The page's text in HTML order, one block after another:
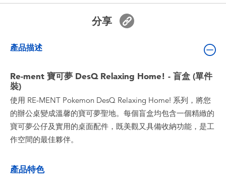
生活精品
分享
產品描述
Re-ment 寶可夢 DesQ Relaxing Home! - 盲盒 (單件
裝)
使用 RE-MENT Pokemon DesQ Relaxing Home! 系列，將您
的辦公桌變成溫馨的寶可夢聖地。每個盲盒均包含一個精緻的
寶可夢公仔及實用的桌面配件，既美觀又具備收納功能，是工
作空間的最佳夥伴。
產品特色